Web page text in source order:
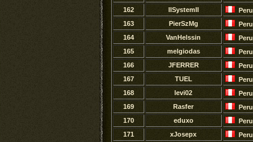
162
IISystemII Peru
163
PierSzMg Peru
164
VanHelssin Peru
165
melgiodas Peru
166
JFERRER Peru
167
TUEL Peru
168
levi02 Peru
169
Rasfer Peru
170
eduxo Peru
171
xJosepx Peru